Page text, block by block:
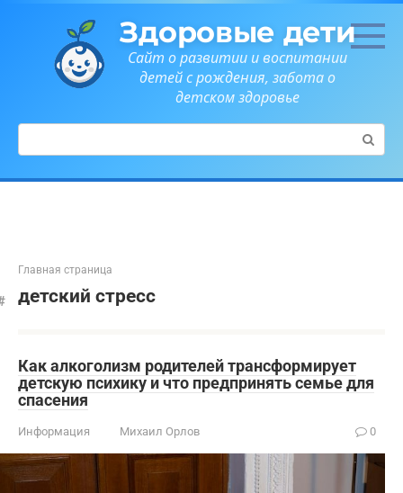
Здоровые дети
Сайт о развитии и воспитании
детей с рождения, забота о
детском здоровье
Поиск:
Главная страница
детский стресс
Как алкоголизм родителей трансформирует
детскую психику и что предпринять семье для
спасения
Информация Михаил Орлов 0